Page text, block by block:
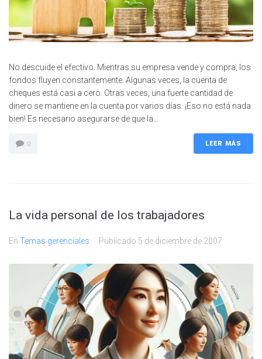
No descuide el efectivo. Mientras su empresa vende y compra, los
fondos fluyen constantemente. Algunas veces, la cuenta de
cheques está casi a cero. Otras veces, una fuerte cantidad de
dinero se mantiene en la cuenta por varios días. ¡Eso no está nada
bien! Es necesario asegurarse de que la...
0 LEER MÁS
La vida personal de los trabajadores
En Temas gerenciales Publicado 5 de diciembre de 2007